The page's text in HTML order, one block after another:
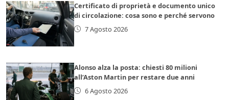
Certificato di proprietà e documento unico
di circolazione: cosa sono e perché servono
7 Agosto 2026
Alonso alza la posta: chiesti 80 milioni
all’Aston Martin per restare due anni
6 Agosto 2026